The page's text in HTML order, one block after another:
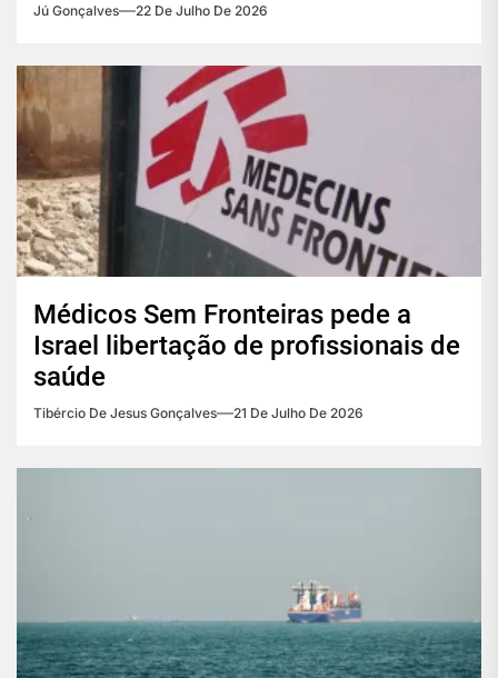
Jú Gonçalves 22 De Julho De 2026
Médicos Sem Fronteiras pede a
Israel libertação de profissionais de
saúde
Tibércio De Jesus Gonçalves 21 De Julho De 2026